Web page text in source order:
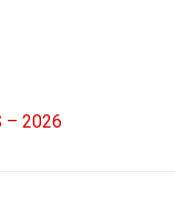
– 2026